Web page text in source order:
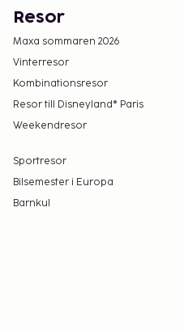
Resor
Maxa sommaren 2026
Vinterresor
Kombinationsresor
Resor till Disneyland® Paris
Weekendresor
Sportresor
Bilsemester i Europa
Barnkul